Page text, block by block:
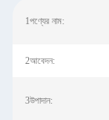
1পণ্যের নাম:
2আবেদন:
3উপাদান: